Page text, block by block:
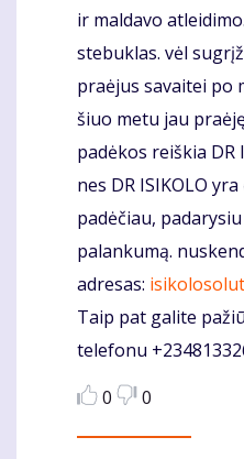
ir maldavo
stebuklas. vėl
praėjus savaitei po
šiuo metu jau
padėkos reiškia DR
nes DR ISIKOLO
padėčiau,
palankumą.
adresas:
Taip pat galite
telefonu
0
0